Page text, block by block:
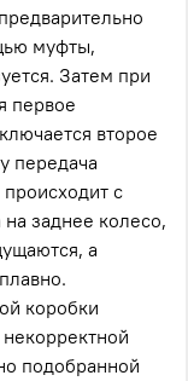
муфты,
Затем при
первое
второе
передача
с
заднее колесо,
а
коробки
подобранной